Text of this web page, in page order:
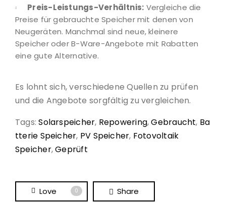
Preis-Leistungs-Verhältnis: Vergleiche die
Preise für gebrauchte Speicher mit denen von
Neugeräten. Manchmal sind neue, kleinere
Speicher oder B-Ware-Angebote mit Rabatten
eine gute Alternative.
Es lohnt sich, verschiedene Quellen zu prüfen
und die Angebote sorgfältig zu vergleichen.
Tags:Solarspeicher, Repowering,Gebraucht, Ba
tterie Speicher, PV Speicher, Fotovoltaik
Speicher,Geprüft
Love 0 Share